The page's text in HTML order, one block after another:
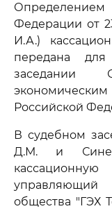
Определением
Федерации от
И.А.)
передана
заседании
Российской
В судебном
Д.М. и
управляющий
общества "ГЭХ